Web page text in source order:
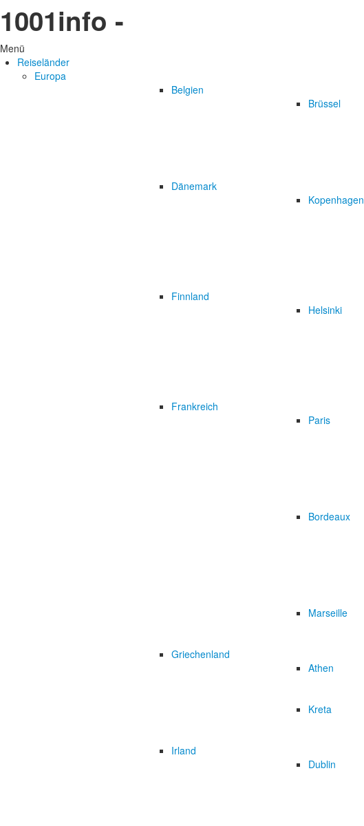
1001info -
Menü
Reiseländer
Europa
Belgien
Brüssel
Dänemark
Kopenhagen
Finnland
Helsinki
Frankreich
Paris
Bordeaux
Marseille
Griechenland
Athen
Kreta
Irland
Dublin